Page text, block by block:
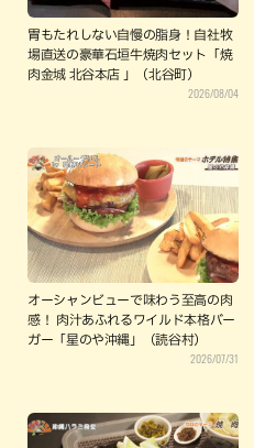
胃もたれしない自慢の脂身！自社牧
場直送の豪華石垣牛焼肉セット「焼
肉金城 北谷本店 」（北谷町）
2026/08/04
オーシャンビューで味わう至高の肉
感！ 肉汁あふれるワイルド本格バー
ガー「星のや沖縄」（読谷村）
2026/07/31